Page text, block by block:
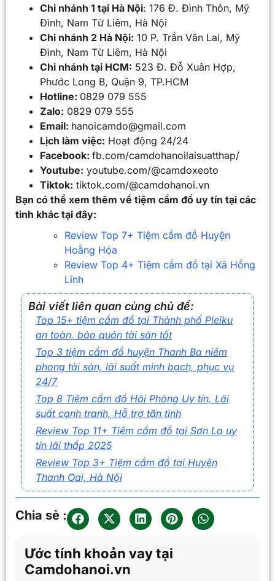
Chi nhánh 1 tại Hà Nội: 176 Đ. Đình Thôn, Mỹ
Đình, Nam Từ Liêm, Hà Nội
Chi nhánh 2 Hà Nội: 10 P. Trần Văn Lai, Mỹ
Đình, Nam Từ Liêm, Hà Nội
Chi nhánh tại HCM: 523 Đ. Đỗ Xuân Hợp,
Phước Long B, Quận 9, TP.HCM
Hotline: 0829 079 555
Zalo: 0829 079 555
Email: hanoicamdo@gmail.com
Lịch làm việc: Hoạt động 24/24
Facebook: fb.com/camdohanoilaisuatthap/
Youtube: youtube.com/@camdoxeoto
Tiktok: tiktok.com/@camdohanoi.vn
Bạn có thể xem thêm về tiệm cầm đồ uy tín tại các
tỉnh khác tại đây:
Review Top 7+ Tiệm cầm đồ Huyện
Hoằng Hóa
Review Top 4+ Tiệm cầm đồ tại Xã Hồng
Lĩnh
Bài viết liên quan cùng chủ đề:
Top 15+ tiệm cầm đồ tại Thành phố Pleiku
an toàn, bảo quản tài sản tốt
Top 3 tiệm cầm đồ huyện Thanh Ba niêm
phong tài sản, lãi suất minh bạch, phục vụ
24/7
Top 8 Tiệm cầm đồ Hải Phòng Uy tín, Lãi
suất cạnh tranh, Hỗ trợ tận tình
Review Top 11+ Tiệm cầm đồ tại Sơn La uy
tín lãi thấp 2025
Review Top 3+ Tiệm cầm đồ tại Huyện
Thanh Oai, Hà Nội
Chia sẻ :
Ước tính khoản vay tại
Camdohanoi.vn